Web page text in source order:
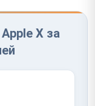
X за